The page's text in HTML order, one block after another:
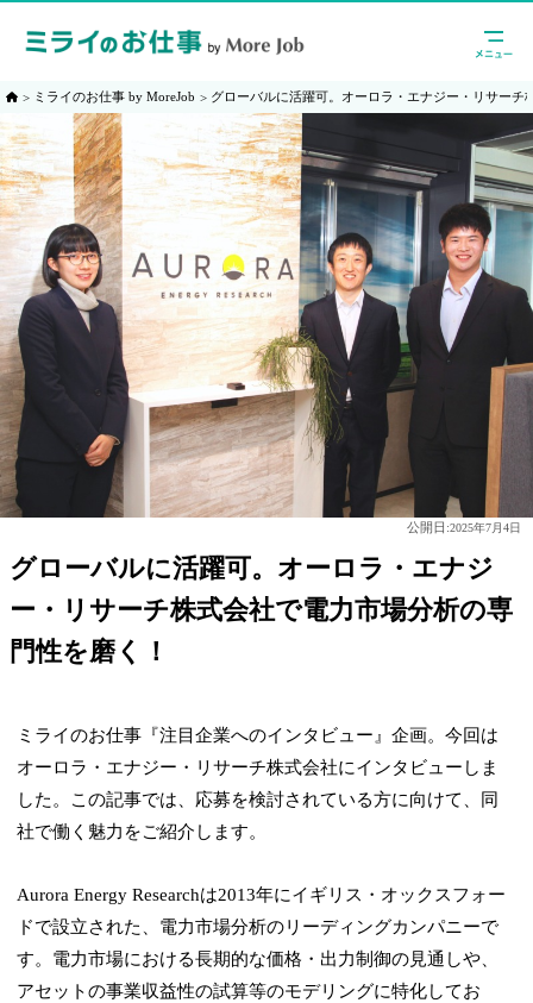
ミライのお仕事 by MoreJob グローバルに活躍可。オーロラ・エナジー・リサー
公開日:2025年7月4日
グローバルに活躍可。オーロラ・エナジ
ー・リサーチ株式会社で電力市場分析の専
門性を磨く！
ミライのお仕事『注目企業へのインタビュー』企画。今回は
オーロラ・エナジー・リサーチ株式会社にインタビューしま
した。この記事では、応募を検討されている方に向けて、同
社で働く魅力をご紹介します。
Aurora Energy Researchは2013年にイギリス・オックスフォー
ドで設立された、電力市場分析のリーディングカンパニーで
す。電力市場における長期的な価格・出力制御の見通しや、
アセットの事業収益性の試算等のモデリングに特化してお